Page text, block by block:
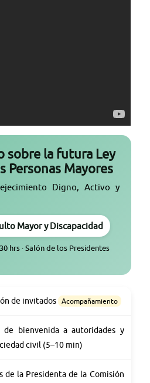
sobre la futura Ley
Personas Mayores
Digno, Activo y
Mayor y Discapacidad
hrs · Salón de los Presidentes
de invitados Acompañamiento
bienvenida a autoridades y
civil (5–10 min)
de la Presidenta de la Comisión